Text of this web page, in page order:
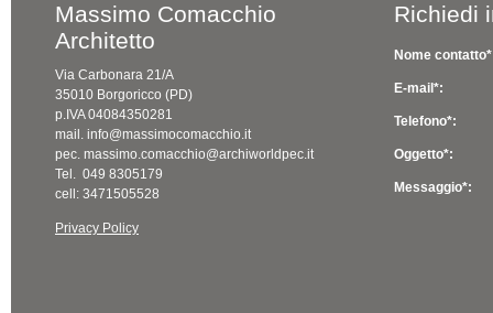
Massimo Comacchio
Architetto
Via Carbonara 21/A
35010 Borgoricco (PD)
p.IVA 04084350281
mail. info@massimocomacchio.it
pec. massimo.comacchio@archiworldpec.it
Tel. 049 8305179
cell: 3471505528
Privacy Policy
Richiedi
Nome
E-mail*:
Telefono*:
Oggetto*:
Messaggio*: